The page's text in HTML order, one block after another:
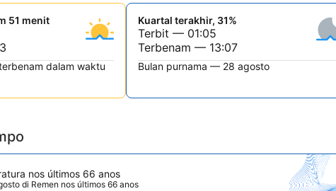
51 menit
dalam waktu
Kuartal terakhir, 31%
Terbit — 01:05
Terbenam — 13:07
Bulan purnama — 28 agosto
nos últimos 66 anos
di Remen nos últimos 66 anos